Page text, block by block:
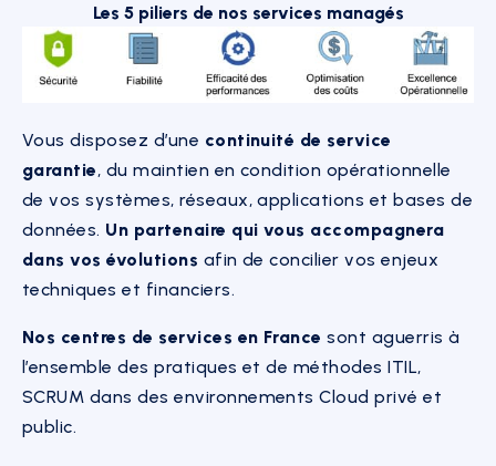
Les 5 piliers de nos services managés
Vous disposez d’une continuité de service
garantie, du maintien en condition opérationnelle
de vos systèmes, réseaux, applications et bases de
données. Un partenaire qui vous accompagnera
dans vos évolutions afin de concilier vos enjeux
techniques et financiers.
Nos centres de services en France sont aguerris à
l’ensemble des pratiques et de méthodes ITIL,
SCRUM dans des environnements Cloud privé et
public.